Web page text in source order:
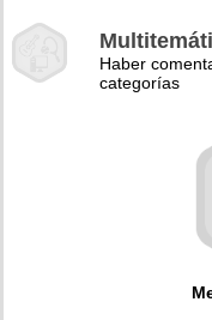
Haber
categorías